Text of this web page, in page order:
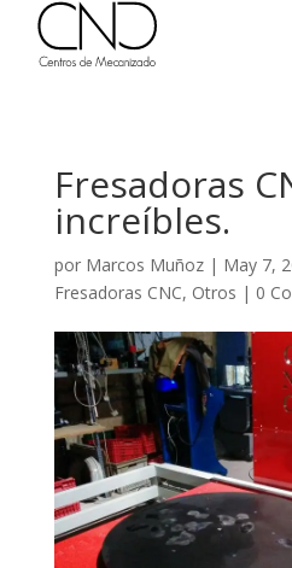
Fresadoras
increíbles.
por Marcos Muñoz| May 7,
Fresadoras CNC, Otros | 0